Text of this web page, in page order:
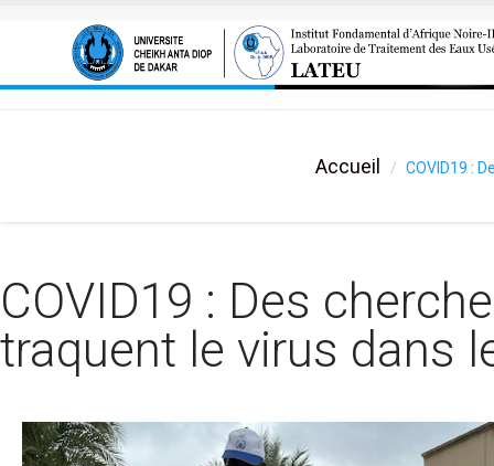
Accueil COVID19 :
COVID19 : Des
traquent le virus dans